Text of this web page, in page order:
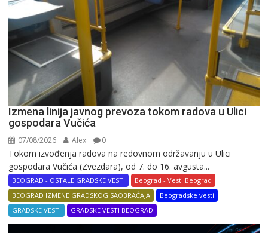
Izmena linija javnog prevoza tokom radova u Ulici
gospodara Vučića
07/08/2026 Alex 0
Tokom izvođenja radova na redovnom održavanju u Ulici
gospodara Vučića (Zvezdara), od 7. do 16. avgusta...
BEOGRAD - OSTALE GRADSKE VESTI
Beograd - Vesti Beograd
BEOGRAD IZMENE GRADSKOG SAOBRAĆAJA
Beogradske vesti
GRADSKE VESTI
GRADSKE VESTI BEOGRAD